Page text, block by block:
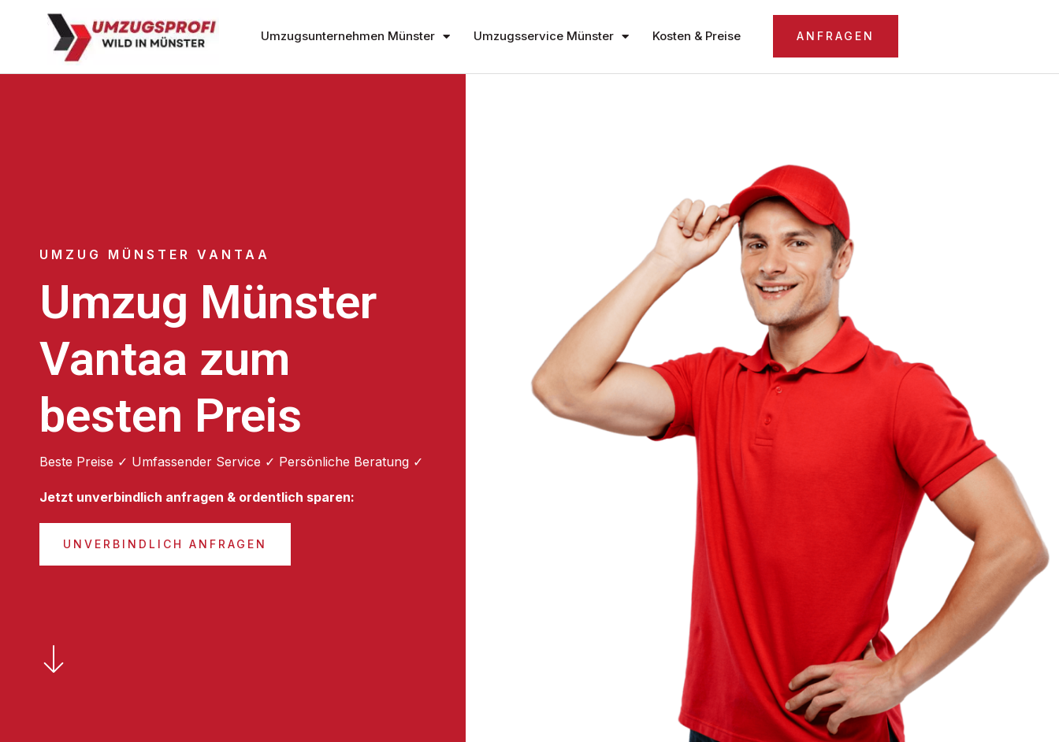
Umzugsunternehmen Münster Umzugsservice Münster Kosten & Preise ANFRAGEN
UMZUG MÜNSTER VANTAA
Umzug Münster
Vantaa zum
besten Preis
Beste Preise ✓ Umfassender Service ✓ Persönliche Beratung ✓
Jetzt unverbindlich anfragen & ordentlich sparen:
UNVERBINDLICH ANFRAGEN